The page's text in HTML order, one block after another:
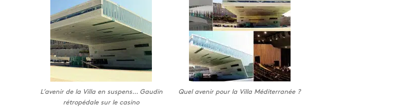
L’avenir de la Villa en suspens… Gaudin
rétropédale sur le casino
Quel avenir pour la Villa Méditerranée ?